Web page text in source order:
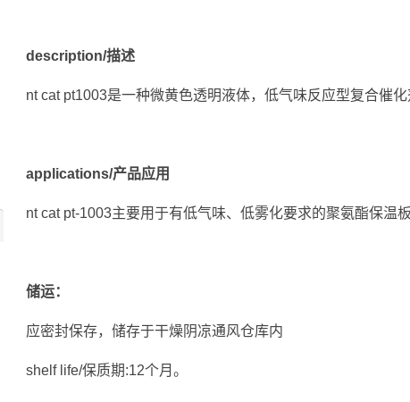
description/描述
nt cat pt1003是一种微黄色透明液体，低气味反应型复合催
applications/产品应用
nt cat pt-1003主要用于有低气味、低雾化要求的聚氨酯保温
储运：
应密封保存，储存于干燥阴凉通风仓库内
shelf life/保质期:12个月。